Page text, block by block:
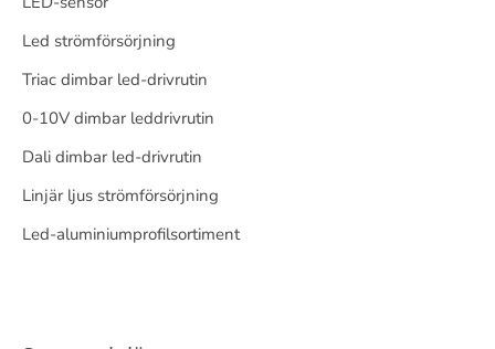
Led strömförsörjning
Triac dimbar led-drivrutin
0-10V dimbar leddrivrutin
Dali dimbar led-drivrutin
Linjär ljus strömförsörjning
Led-aluminiumprofilsortiment